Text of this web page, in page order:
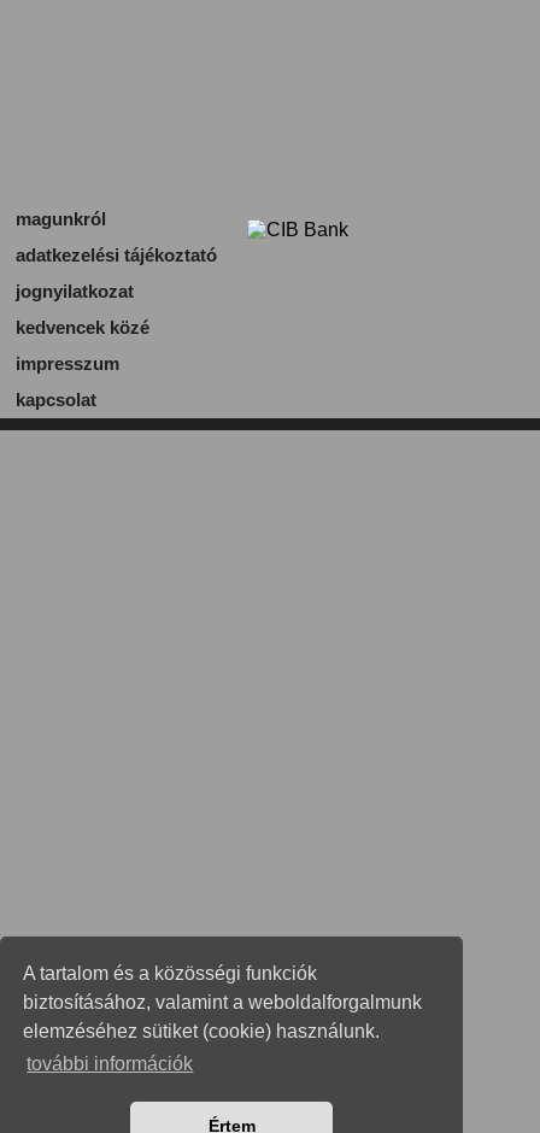
A tartalom és a közösségi funkciók
biztosításához, valamint a weboldalforgalmunk
elemzéséhez sütiket (cookie) használunk.
további információk
Értem
magunkról
adatkezelési tájékoztató
jognyilatkozat
kedvencek közé
impresszum
kapcsolat